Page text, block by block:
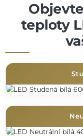
teploty